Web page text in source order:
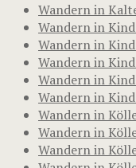
Wandern in
Wandern in
Wandern in
Wandern in
Wandern in
Wandern in
Wandern in
Wandern in
Wandern in